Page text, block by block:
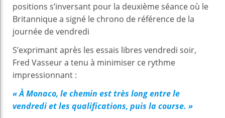
positions s’inversant pour la deuxième séance où le
Britannique a signé le chrono de référence de la
journée de vendredi
S’exprimant après les essais libres vendredi soir,
Fred Vasseur a tenu à minimiser ce rythme
impressionnant :
« À Monaco, le chemin est très long entre le
vendredi et les qualifications, puis la course. »